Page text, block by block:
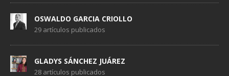
OSWALDO GARCIA CRIOLLO
29 artículos publicados
GLADYS SÁNCHEZ JUÁREZ
28 artículos publicados